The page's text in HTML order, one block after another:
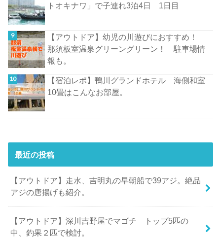
トオキナワ」で子連れ3泊4日 1日目
【アウトドア】幼児の川遊びにおすすめ！
那須板室温泉グリーングリーン！ 駐車場情
報も。
【宿泊レポ】鴨川グランドホテル 海側和室
10畳はこんなお部屋。
最近の投稿
【アウトドア】走水、吉明丸の早朝船で39アジ。絶品
アジの唐揚げも紹介。
【アウトドア】深川吉野屋でマゴチ トップ5匹の
中、釣果２匹で検討。